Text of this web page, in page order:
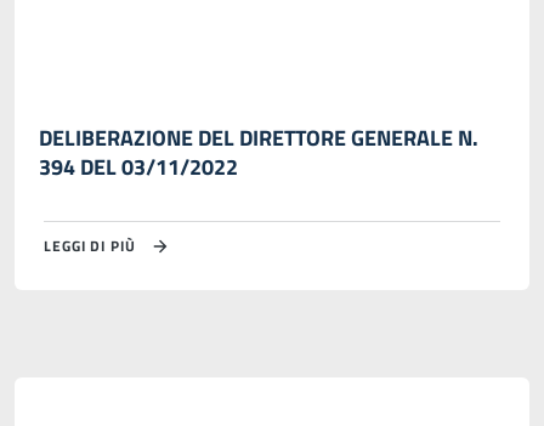
DELIBERAZIONE DEL DIRETTORE GENERALE N.
394 DEL 03/11/2022
LEGGI DI PIÙ